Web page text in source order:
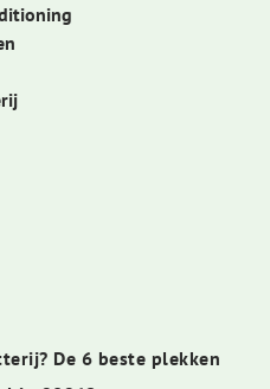
De 6 beste plekken